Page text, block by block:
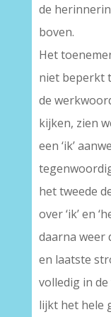
de
boven.
Het
niet beperkt
de
kijken, zien
een ‘ik’
het tweede
over ‘ik’ en
daarna weer
en laatste
volledig in
lijkt het hele